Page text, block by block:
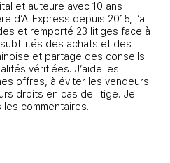
et auteure avec 10 ans
d’AliExpress depuis 2015, j’ai
et remporté 23 litiges face à
des achats et des
et partage des conseils
vérifiées. J’aide les
offres, à éviter les vendeurs
droits en cas de litige. Je
commentaires.